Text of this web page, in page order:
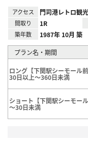
アクセス 門司港レトロ観
間取り 1R
築年数 1987年 10月 築
プラン名・期間
ロング【下関駅シーモール前
30日以上～360日未満
ショート【下関駅シーモール
～30日未満